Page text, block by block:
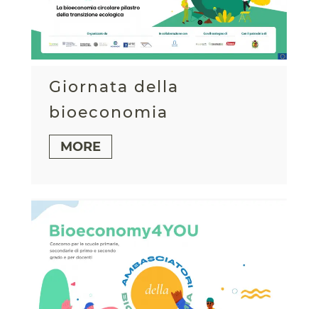
Giornata della
bioeconomia
MORE